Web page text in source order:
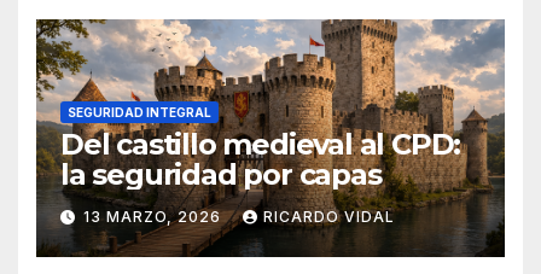
SEGURIDAD INTEGRAL
Del castillo medieval al CPD:
la seguridad por capas
13 MARZO, 2026 RICARDO VIDAL